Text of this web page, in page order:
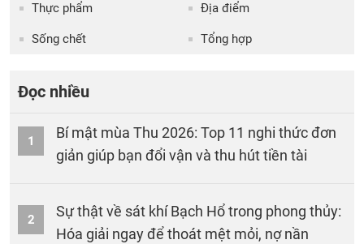
Thực phẩm Địa điểm
Sống chết Tổng hợp
Đọc nhiều
1
Bí mật mùa Thu 2026: Top 11 nghi thức đơn
giản giúp bạn đổi vận và thu hút tiền tài
2
Sự thật về sát khí Bạch Hổ trong phong thủy:
Hóa giải ngay để thoát mệt mỏi, nợ nần